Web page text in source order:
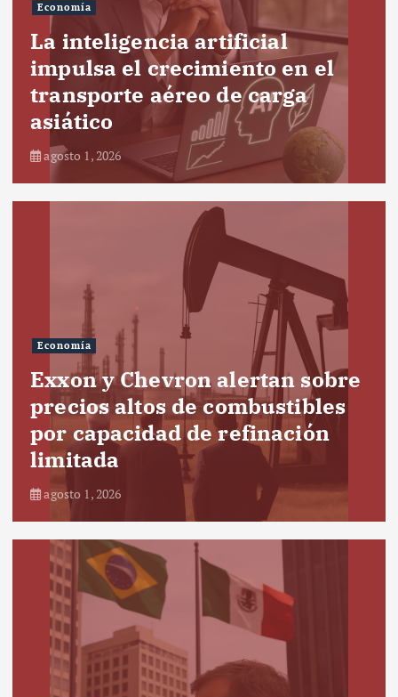
Economía
La inteligencia artificial
impulsa el crecimiento en el
transporte aéreo de carga
asiático
agosto 1, 2026
Economía
Exxon y Chevron alertan sobre
precios altos de combustibles
por capacidad de refinación
limitada
agosto 1, 2026